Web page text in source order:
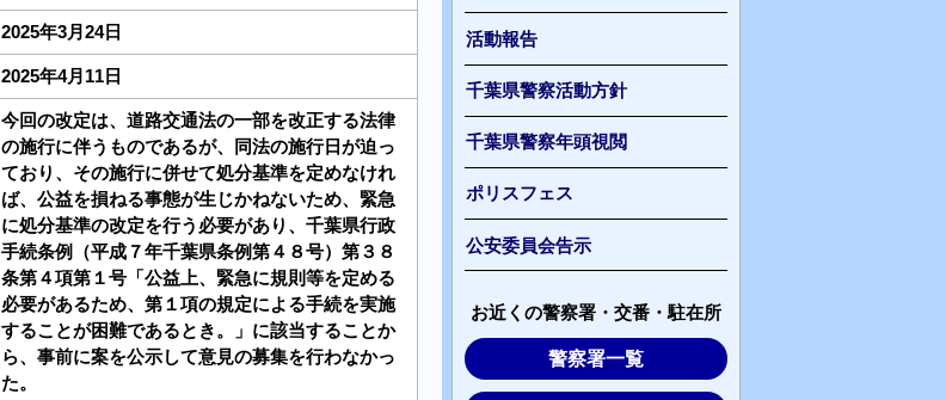
2025年3月24日
2025年4月11日
今回の改定は、道路交通法の一部を改正する法律
の施行に伴うものであるが、同法の施行日が迫っ
ており、その施行に併せて処分基準を定めなけれ
ば、公益を損ねる事態が生じかねないため、緊急
に処分基準の改定を行う必要があり、千葉県行政
手続条例（平成７年千葉県条例第４８号）第３８
条第４項第１号「公益上、緊急に規則等を定める
必要があるため、第１項の規定による手続を実施
することが困難であるとき。」に該当することか
ら、事前に案を公示して意見の募集を行わなかっ
た。
活動報告
千葉県警察活動方針
千葉県警察年頭視閲
ポリスフェス
公安委員会告示
お近くの警察署・交番・駐在所
警察署一覧